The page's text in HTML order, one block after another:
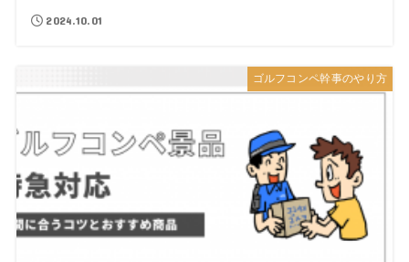
2024.10.01
ゴルフコンペ幹事のやり方